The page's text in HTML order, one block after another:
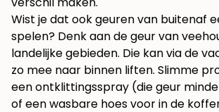
Wist je dat ook geuren van buitenaf
spelen? Denk aan de geur van
landelijke gebieden. Die kan via de
zo mee naar binnen liften. Slimme
een ontklittingsspray (die geur
of een wasbare hoes voor in de